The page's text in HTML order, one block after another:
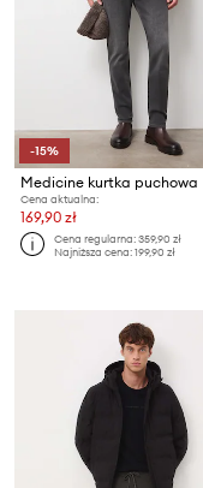
-15%
Medicine kurtka puchowa
Cena aktualna:
169,90 zł
Cena regularna:359,90 zł
Najniższa cena:199,90 zł